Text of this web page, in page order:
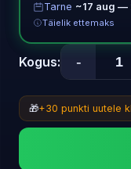
Tarne ~17 aug —
Täielik ettemaks
Kogus: -
🎁+30 punkti uutele